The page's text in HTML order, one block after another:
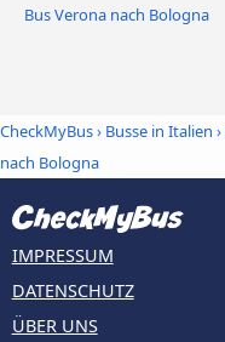
Bus Verona nach Bologna
CheckMyBus› Busse in Italien ›
nach Bologna
IMPRESSUM
DATENSCHUTZ
ÜBER UNS